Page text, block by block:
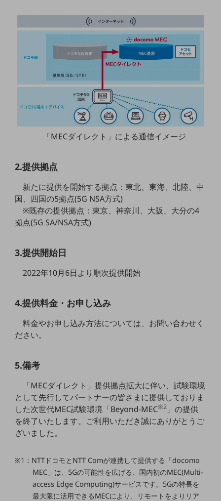
ネットワーク・モバイル
クラウド・データセンター
電話・映像コミュニケーション
災害対策・BCP
課題・ニーズで探す
課題・ニーズで探すTOP
マーケティング
業務効率化
職場環境整備
地域共創・地方創生
遠隔監視
顧客体験（CX）改善
自動化・省電化
人材不足解消
業種・業態で探す
業種・業態で探すTOP
自治体
医療・介護
「MECダイレクト」による通信イメージ
2.提供拠点
新たに提供を開始する拠点：東北、東海、北陸、中
国、四国の5拠点(5G NSA方式)
※既存の提供拠点：東京、神奈川、大阪、大分の4
拠点(5G SA/NSA方式)
3.提供開始日
2022年10月6日より順次提供開始
4.提供料金・お申し込み
料金やお申し込み方法については、お問い合わせく
ださい。
5.備考
「MECダイレクト」提供拠点拡大に伴い、試験環境
として先行してパートナーの皆さまに提供しておりま
した次世代MEC試験環境「Beyond-MEC※2 」の提供
を終了いたします。ご利用いただき誠にありがとうご
ざいました。
※1：NTTドコモとNTT Comが連携して提供する「docomo
MEC」は、5Gの可能性を広げる、国内初のMEC(Multi-
access Edge Computing)サービスです。5Gの特長を
最大限に活用できるMECにより、リモートをよりリア